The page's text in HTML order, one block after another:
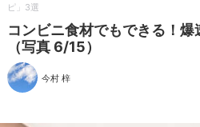
ピ」3選
コンビニ食材でもできる！
（写真 6/15）
今村 梓